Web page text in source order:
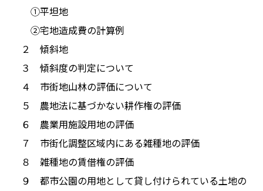
①平坦地
②宅地造成費の計算例
２ 傾斜地
３ 傾斜度の判定について
４ 市街地山林の評価について
５ 農地法に基づかない耕作権の評価
６ 農業用施設用地の評価
７ 市街化調整区域内にある雑種地の評価
８ 雑種地の賃借権の評価
９ 都市公園の用地として貸し付けられている土地の